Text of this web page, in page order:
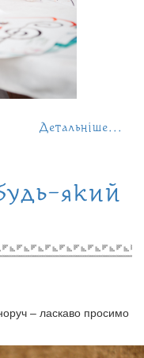
Детальніше...
який
– ласкаво просимо